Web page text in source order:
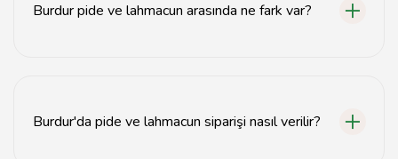
Burdur pide ve lahmacun arasında ne fark var?
Burdur'da pide ve lahmacun siparişi nasıl verilir?